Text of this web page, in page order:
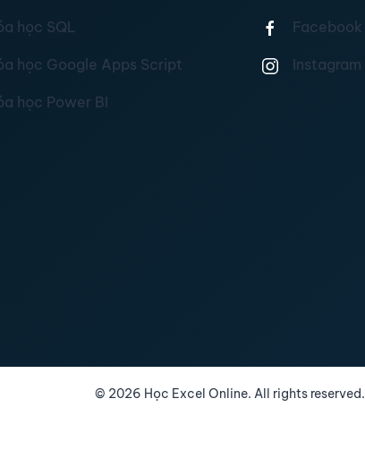
học SQL
học Google Apps Script
học Power BI
Facebook
Instagram
© 2026 Học Excel Online. All rights reserved.